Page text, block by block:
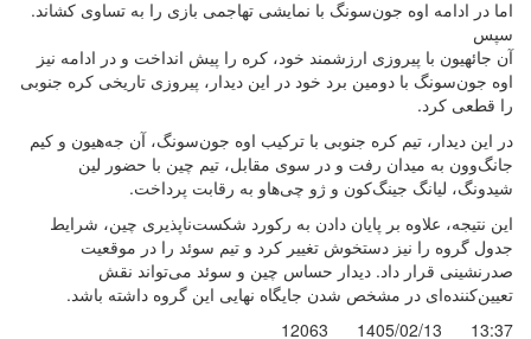
اما در ادامه اوه جون‌سونگ با نمایشی تهاجمی بازی را به تساوی کشاند.
سپس
آن جائهیون با پیروزی ارزشمند خود، کره را پیش انداخت و در ادامه نیز
اوه جون‌سونگ با دومین برد خود در این دیدار، پیروزی تاریخی کره جنوبی
را قطعی کرد.
در این دیدار، تیم کره جنوبی با ترکیب اوه جون‌سونگ، آن جه‌هیون و کیم
جانگ‌وون به میدان رفت و در سوی مقابل، تیم چین با حضور لین
شیدونگ، لیانگ جینگ‌کون و ژو چی‌هاو به رقابت پرداخت.
این نتیجه، علاوه بر پایان دادن به رکورد شکست‌ناپذیری چین، شرایط
جدول گروه را نیز دستخوش تغییر کرد و تیم سوئد را در موقعیت
صدرنشینی قرار داد. دیدار حساس چین و سوئد می‌تواند نقش
تعیین‌کننده‌ای در مشخص شدن جایگاه نهایی این گروه داشته باشد.
13:37
1405/02/13
12063